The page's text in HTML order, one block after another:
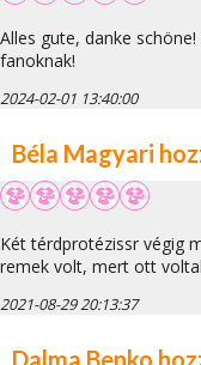
Alles gute, danke
fanoknak!
2024-02-01 13:40:00
Béla Magyari
Két térdprotézissr végig
remek volt, mert ott
2021-08-29 20:13:37
Dalma Benko